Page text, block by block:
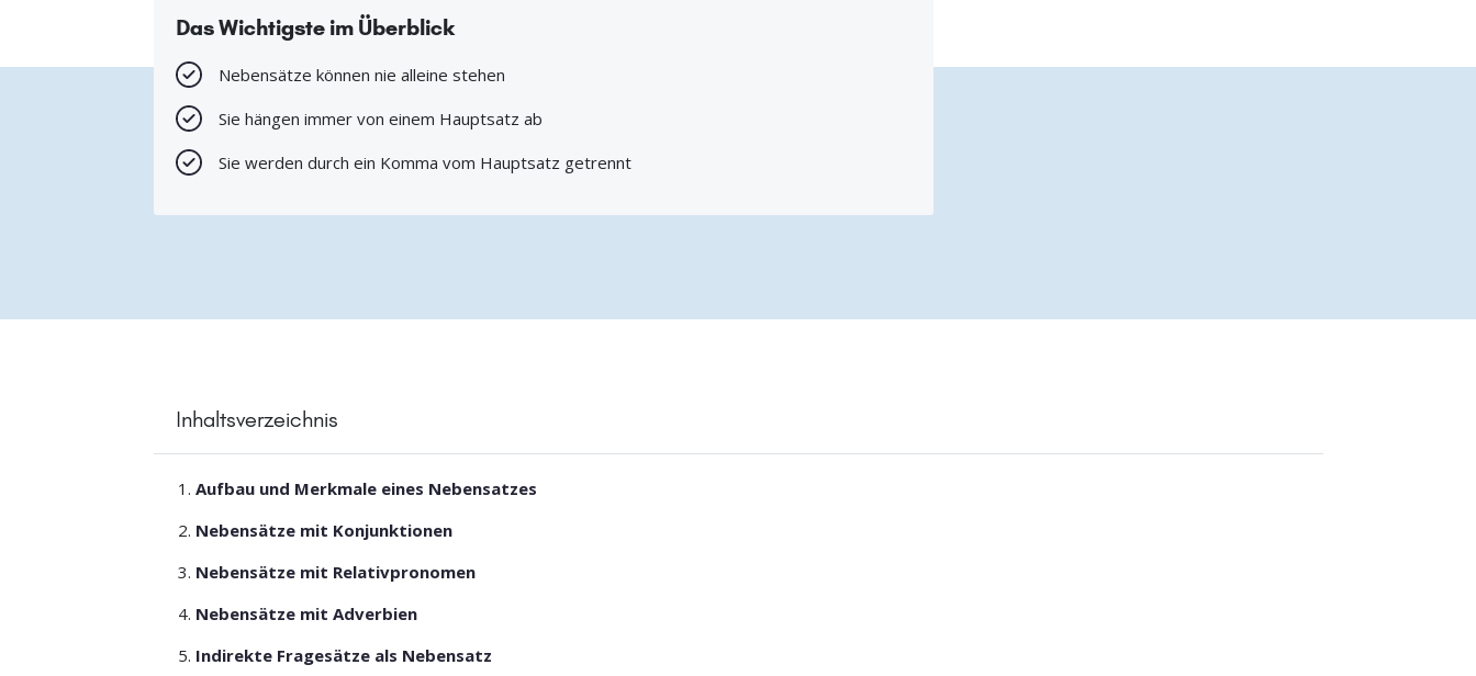
Das Wichtigste im Überblick
Nebensätze können nie alleine stehen
Sie hängen immer von einem Hauptsatz ab
Sie werden durch ein Komma vom Hauptsatz getrennt
Inhaltsverzeichnis
Aufbau und Merkmale eines Nebensatzes
Nebensätze mit Konjunktionen
Nebensätze mit Relativpronomen
Nebensätze mit Adverbien
Indirekte Fragesätze als Nebensatz